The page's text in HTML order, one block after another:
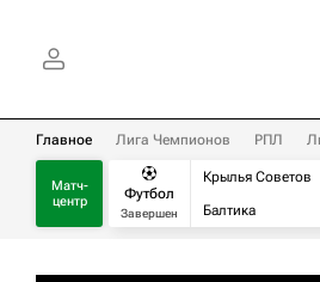
Главное Лига Чемпионов РПЛ
Матч-
центр
Футбол
Завершен
Крылья Советов
Балтика